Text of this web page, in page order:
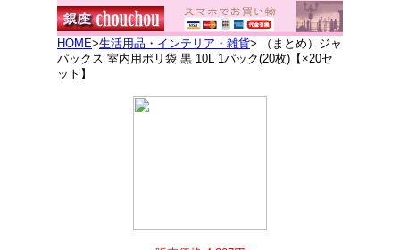
HOME>生活用品・インテリア・雑貨> （まとめ）ジャ
パックス 室内用ポリ袋 黒 10L 1パック(20枚)【×20セ
ット】